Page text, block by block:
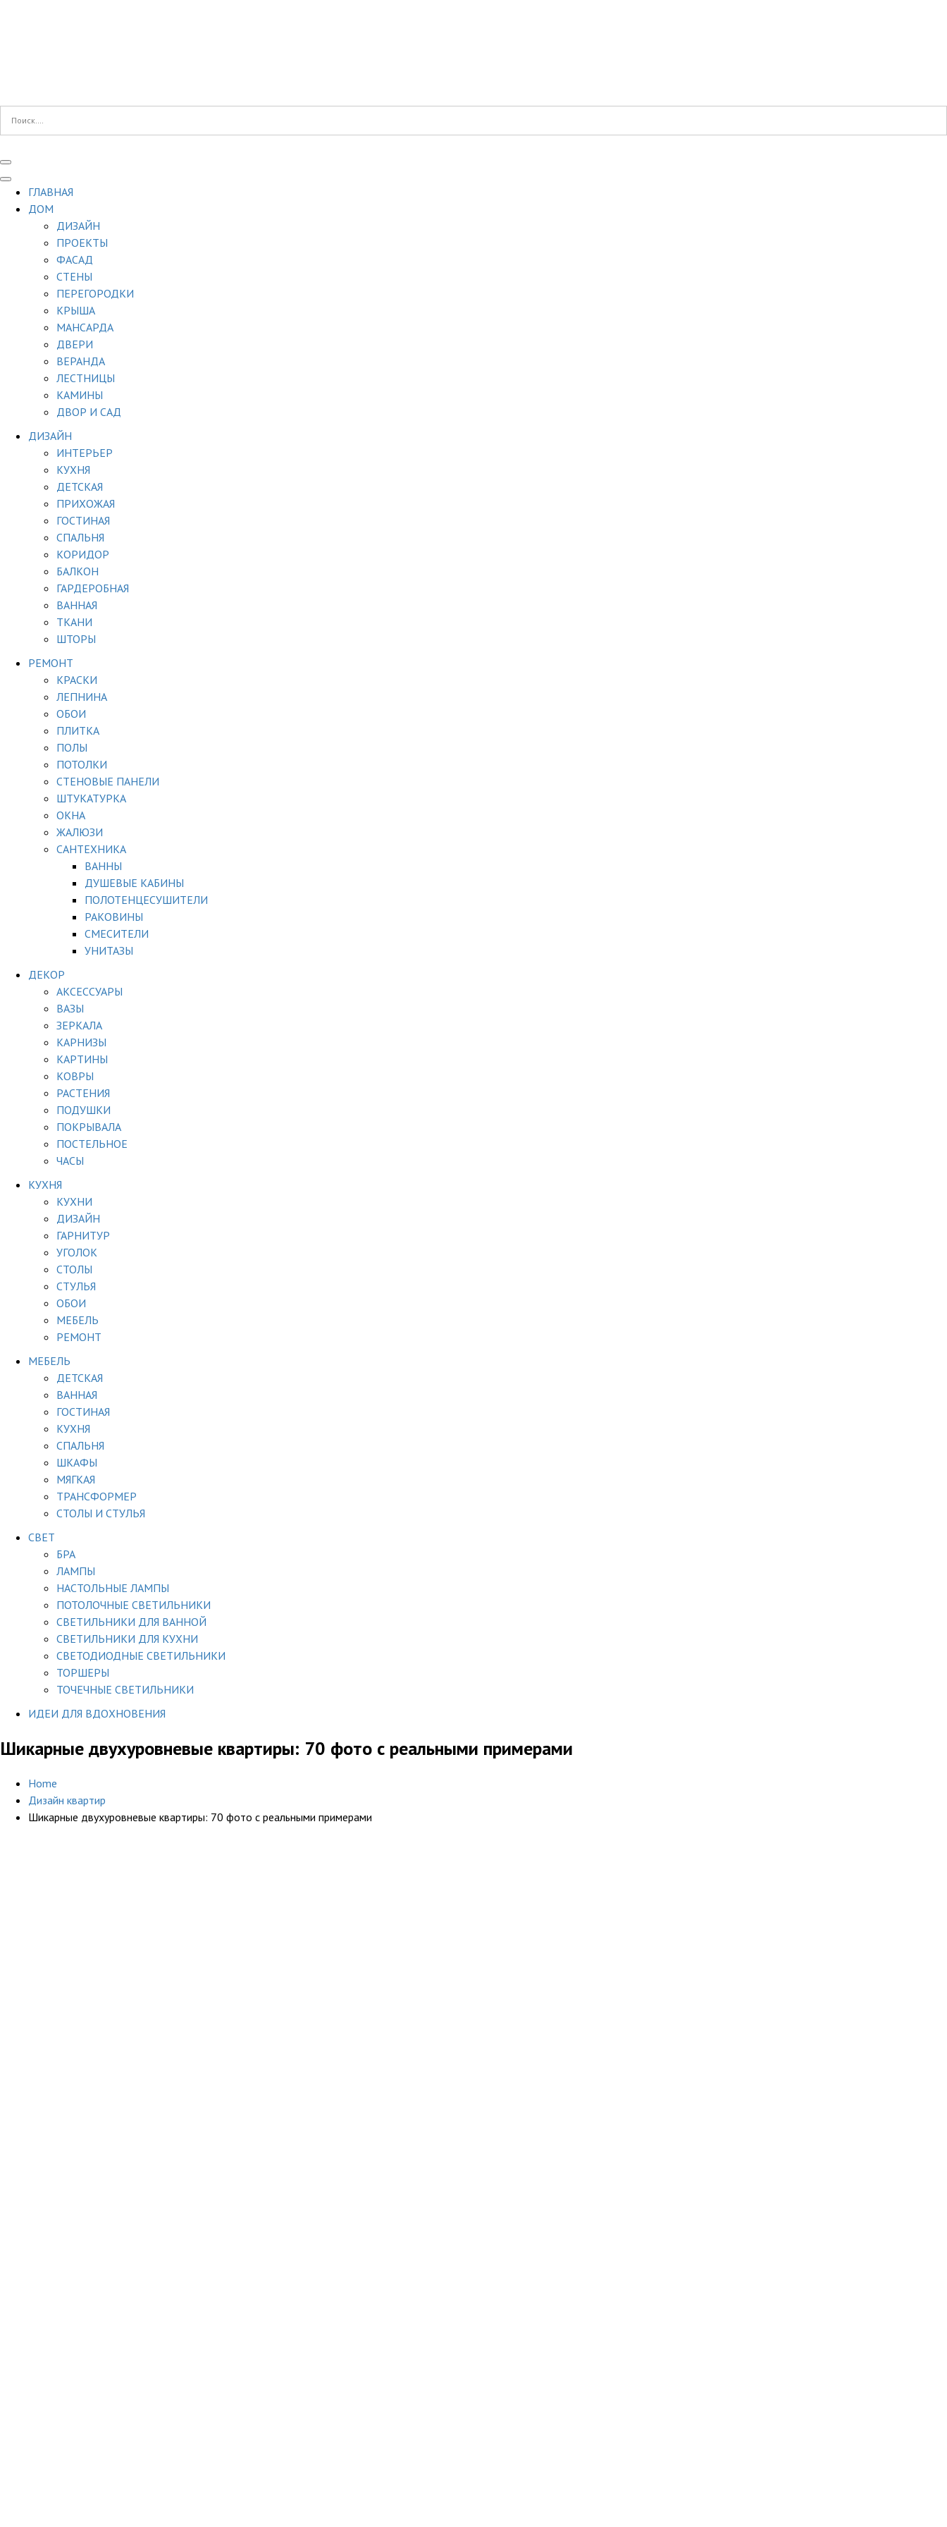
ГЛАВНАЯ
ДОМ
ДИЗАЙН
ПРОЕКТЫ
ФАСАД
СТЕНЫ
ПЕРЕГОРОДКИ
КРЫША
МАНСАРДА
ДВЕРИ
ВЕРАНДА
ЛЕСТНИЦЫ
КАМИНЫ
ДВОР И САД
ДИЗАЙН
ИНТЕРЬЕР
КУХНЯ
ДЕТСКАЯ
ПРИХОЖАЯ
ГОСТИНАЯ
СПАЛЬНЯ
КОРИДОР
БАЛКОН
ГАРДЕРОБНАЯ
ВАННАЯ
ТКАНИ
ШТОРЫ
РЕМОНТ
КРАСКИ
ЛЕПНИНА
ОБОИ
ПЛИТКА
ПОЛЫ
ПОТОЛКИ
СТЕНОВЫЕ ПАНЕЛИ
ШТУКАТУРКА
ОКНА
ЖАЛЮЗИ
САНТЕХНИКА
ВАННЫ
ДУШЕВЫЕ КАБИНЫ
ПОЛОТЕНЦЕСУШИТЕЛИ
РАКОВИНЫ
СМЕСИТЕЛИ
УНИТАЗЫ
ДЕКОР
АКСЕССУАРЫ
ВАЗЫ
ЗЕРКАЛА
КАРНИЗЫ
КАРТИНЫ
КОВРЫ
РАСТЕНИЯ
ПОДУШКИ
ПОКРЫВАЛА
ПОСТЕЛЬНОЕ
ЧАСЫ
КУХНЯ
КУХНИ
ДИЗАЙН
ГАРНИТУР
УГОЛОК
СТОЛЫ
СТУЛЬЯ
ОБОИ
МЕБЕЛЬ
РЕМОНТ
МЕБЕЛЬ
ДЕТСКАЯ
ВАННАЯ
ГОСТИНАЯ
КУХНЯ
СПАЛЬНЯ
ШКАФЫ
МЯГКАЯ
ТРАНСФОРМЕР
СТОЛЫ И СТУЛЬЯ
СВЕТ
БРА
ЛАМПЫ
НАСТОЛЬНЫЕ ЛАМПЫ
ПОТОЛОЧНЫЕ СВЕТИЛЬНИКИ
СВЕТИЛЬНИКИ ДЛЯ ВАННОЙ
СВЕТИЛЬНИКИ ДЛЯ КУХНИ
СВЕТОДИОДНЫЕ СВЕТИЛЬНИКИ
ТОРШЕРЫ
ТОЧЕЧНЫЕ СВЕТИЛЬНИКИ
ИДЕИ ДЛЯ ВДОХНОВЕНИЯ
Шикарные двухуровневые квартиры: 70 фото с реальными примерами
Home
Дизайн квартир
Шикарные двухуровневые квартиры: 70 фото с реальными примерами